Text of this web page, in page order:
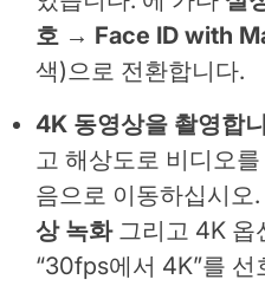
호 → Face ID with
색)으로 전환합니다.
4K 동영상을 촬영합
고 해상도로 비디오
음으로 이동하십시오.
상 녹화 그리고 4K 옵
“30fps에서 4K”를